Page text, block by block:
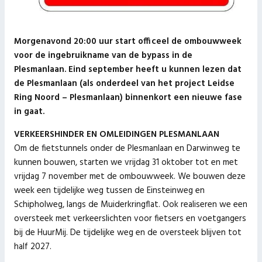
Morgenavond 20:00 uur start officeel de ombouwweek
voor de ingebruikname van de bypass in de
Plesmanlaan. Eind september heeft u kunnen lezen dat
de Plesmanlaan (als onderdeel van het project Leidse
Ring Noord – Plesmanlaan) binnenkort een nieuwe fase
in gaat.
VERKEERSHINDER EN OMLEIDINGEN PLESMANLAAN
Om de fietstunnels onder de Plesmanlaan en Darwinweg te
kunnen bouwen, starten we vrijdag 31 oktober tot en met
vrijdag 7 november met de ombouwweek. We bouwen deze
week een tijdelijke weg tussen de Einsteinweg en
Schipholweg, langs de Muiderkringflat. Ook realiseren we een
oversteek met verkeerslichten voor fietsers en voetgangers
bij de HuurMij. De tijdelijke weg en de oversteek blijven tot
half 2027.